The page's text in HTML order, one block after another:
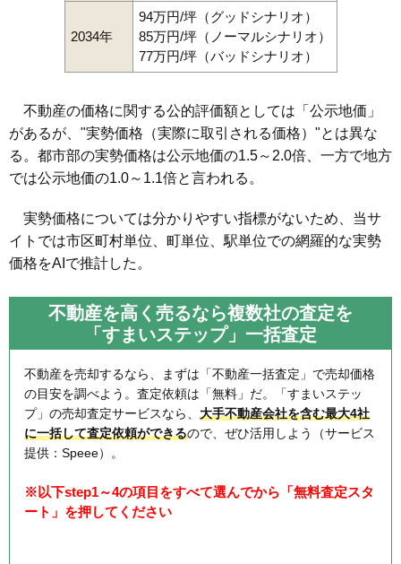
2034年
94万円/坪（グッドシナリオ）
85万円/坪（ノーマルシナリオ）
77万円/坪（バッドシナリオ）
不動産の価格に関する公的評価額としては「公示地価」
があるが、"実勢価格（実際に取引される価格）"とは異な
る。都市部の実勢価格は公示地価の1.5～2.0倍、一方で地方
では公示地価の1.0～1.1倍と言われる。
実勢価格については分かりやすい指標がないため、当サ
イトでは市区町村単位、町単位、駅単位での網羅的な実勢
価格をAIで推計した。
不動産を高く売るなら複数社の査定を
「すまいステップ」一括査定
不動産を売却するなら、まずは「不動産一括査定」で売却価格
の目安を調べよう。査定依頼は「無料」だ。「すまいステッ
プ」の売却査定サービスなら、 大手不動産会社を含む最大4社
に一括して査定依頼ができるので、ぜひ活用しよう（サービス
提供：Speee）。
※以下step1～4の項目をすべて選んでから「無料査定スタ
ート」を押してください